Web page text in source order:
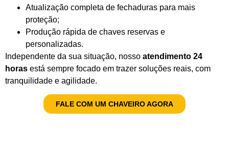
Atualização completa de fechaduras para mais
proteção;
Produção rápida de chaves reservas e
personalizadas.
Independente da sua situação, nosso atendimento 24
horas está sempre focado em trazer soluções reais, com
tranquilidade e agilidade.
FALE COM UM CHAVEIRO AGORA